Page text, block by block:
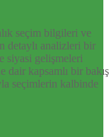
seçim bilgileri ve
detaylı analizleri bir
siyasi gelişmeleri
dair kapsamlı bir bakış
seçimlerin kalbinde